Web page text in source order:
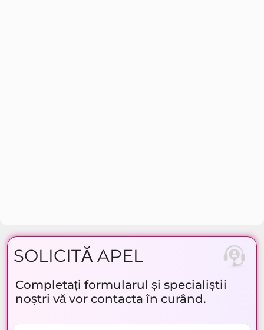
SOLICITĂ APEL
Completați formularul și specialiștii
noștri vă vor contacta în curând.